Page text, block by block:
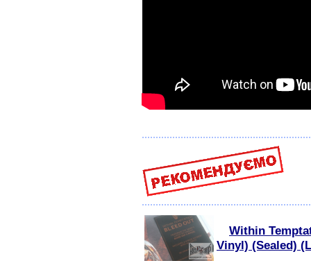
Within
Vinyl) (Sealed)